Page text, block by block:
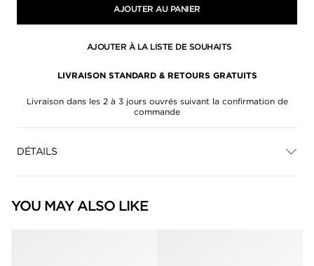
AJOUTER AU PANIER
AJOUTER À LA LISTE DE SOUHAITS
LIVRAISON STANDARD & RETOURS GRATUITS
Livraison dans les 2 à 3 jours ouvrés suivant la confirmation de
commande
DÉTAILS
YOU MAY ALSO LIKE